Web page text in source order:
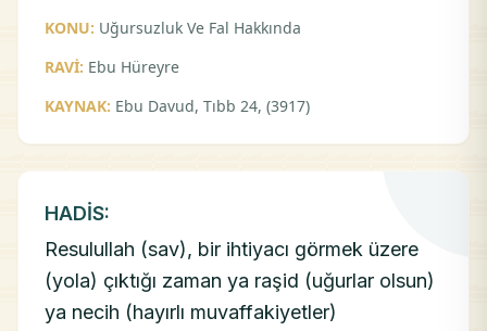
KONU: Uğursuzluk Ve Fal Hakkında
RAVİ: Ebu Hüreyre
KAYNAK: Ebu Davud, Tıbb 24, (3917)
HADİS:
Resulullah (sav), bir ihtiyacı görmek üzere
(yola) çıktığı zaman ya raşid (uğurlar olsun)
ya necih (hayırlı muvaffakiyetler)